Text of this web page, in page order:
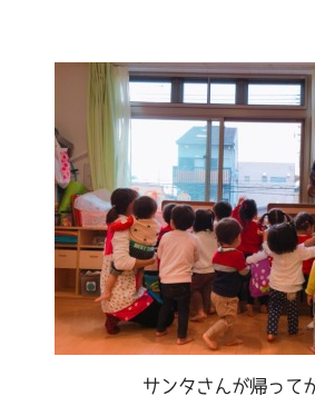
サンタさんが帰って